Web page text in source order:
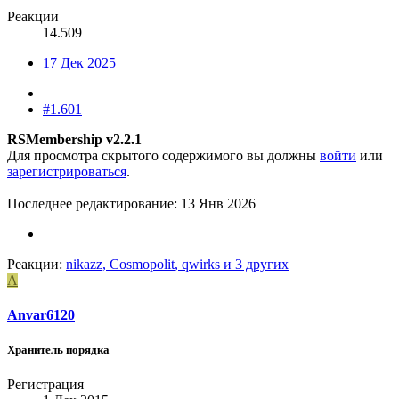
Реакции
14.509
17 Дек 2025
#1.601
RSMembership v2.2.1
Для просмотра скрытого содержимого вы должны войти или
зарегистрироваться.
Последнее редактирование: 13 Янв 2026
Реакции: nikazz, Cosmopolit, qwirks и 3 других
A
Anvar6120
Хранитель порядка
Регистрация